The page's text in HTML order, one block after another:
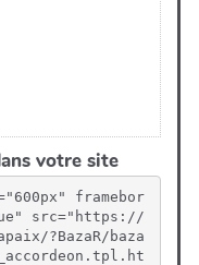
votre site
framebor
src="https://
?BazaR/baza